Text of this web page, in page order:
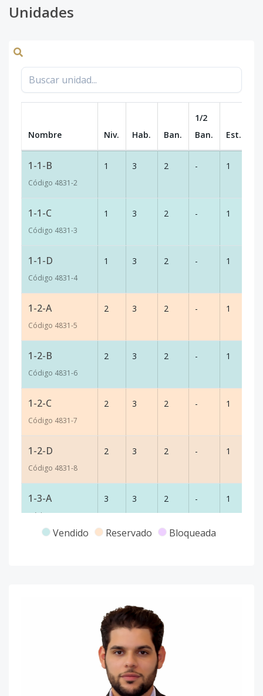
Unidades
Nombre Niv. Hab. Ban.
1/2
Ban.
Est.
1-1-B
Código 4831-2
1 3 2 - 1
1-1-C
Código 4831-3
1 3 2 - 1
1-1-D
Código 4831-4
1 3 2 - 1
1-2-A
Código 4831-5
2 3 2 - 1
1-2-B
Código 4831-6
2 3 2 - 1
1-2-C
Código 4831-7
2 3 2 - 1
1-2-D
Código 4831-8
2 3 2 - 1
1-3-A
Código4831-9
3 3 2 - 1
3
3
Vendido Reservado Bloqueada